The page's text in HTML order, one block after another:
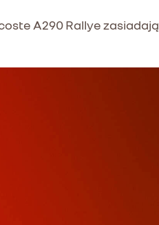
A290 Rallye zasiadają